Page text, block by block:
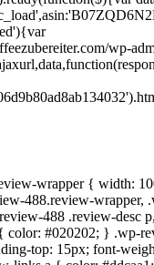
wp-
wrapper { width:
488.review-wrapper,
488 .review-desc
color: #020202; } .wp-
top: 15px; font-